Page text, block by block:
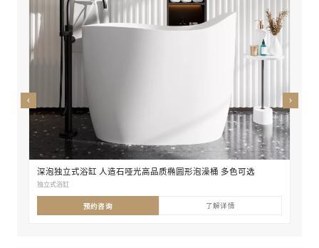
深泡独立式浴缸 人造石哑光高品质椭圆形泡澡桶 多色可选
独立式浴缸
预约咨询 了解详情